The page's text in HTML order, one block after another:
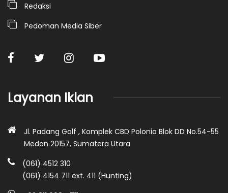
Redaksi
Pedoman Media Siber
Layanan Iklan
Jl. Padang Golf , Komplek CBD Polonia Blok DD No.54-55
Medan 20157, Sumatera Utara
(061) 4512 310
(061) 4154 711 ext. 411 (Hunting)